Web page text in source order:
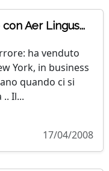
Aer Lingus...
ha venduto
York, in business
quando ci si
Il...
17/04/2008